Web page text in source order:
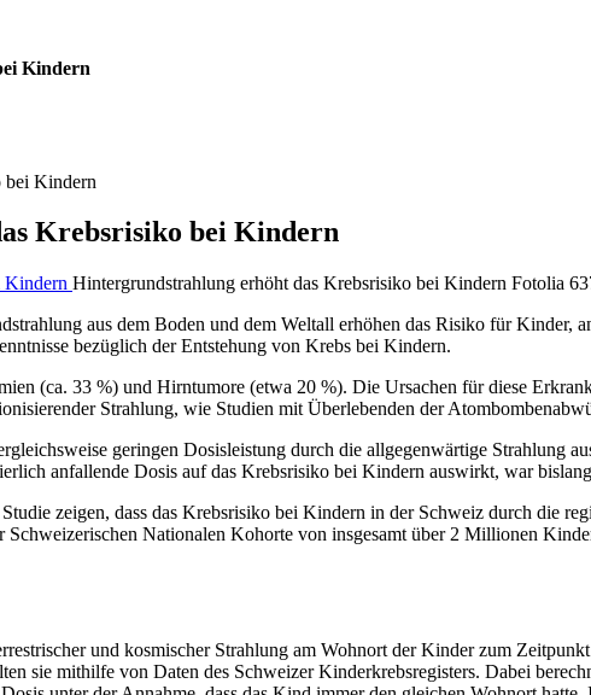
Kindern
bei Kindern
Krebsrisiko bei Kindern
Hintergrundstrahlung erhöht das Krebsrisiko bei Kindern Fotolia
aus dem Boden und dem Weltall erhöhen das Risiko für
bezüglich der Entstehung von Krebs bei Kindern.
(ca. 33 %) und Hirntumore (etwa 20 %). Die Ursachen für diese
Strahlung, wie Studien mit Überlebenden der
geringen Dosisleistung durch die allgegenwärtige Strahlung
anfallende Dosis auf das Krebsrisiko bei Kindern auswirkt, war
zeigen, dass das Krebsrisiko bei Kindern in der Schweiz durch die
Nationalen Kohorte von insgesamt über 2 Millionen
und kosmischer Strahlung am Wohnort der Kinder zum
sie mithilfe von Daten des Schweizer Kinderkrebsregisters. Dabei